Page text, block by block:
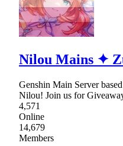
Nilou Mains ✦
Genshin Main Server
Nilou! Join us for
4,571
Online
14,679
Members